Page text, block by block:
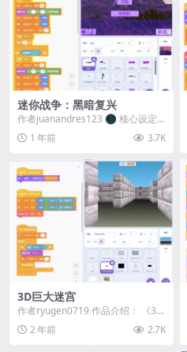
迷你战争：黑暗复兴
作者juanandres123 🌑 核心设定
《迷你战争：黑暗复兴》是一款暗
黑风...1 年前 3.7K
3D巨大迷宫
作者ryugen0719 作品介绍： 《3D
巨大迷宫》是一款充满挑战的3D迷
宫探...2 年前 2.7K